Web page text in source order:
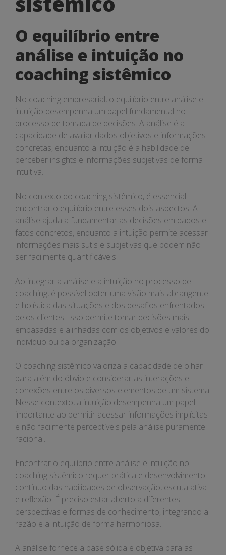
intuição
no
coaching
sistêmico
O equilíbrio entre
análise e intuição no
coaching sistêmico
No coaching empresarial, o equilíbrio entre análise e
intuição desempenha um papel fundamental no
processo de tomada de decisões. A análise é a
capacidade de avaliar dados objetivos e informações
concretas, enquanto a intuição é a habilidade de
perceber insights e informações subjetivas de forma
intuitiva.
No contexto do coaching sistêmico, é essencial
encontrar o equilíbrio entre esses dois aspectos. A
análise ajuda a fundamentar as decisões em dados e
fatos concretos, enquanto a intuição permite acessar
informações mais sutis e subjetivas que podem não
ser facilmente quantificáveis.
Ao integrar a análise e a intuição no processo de
coaching, é possível obter uma visão mais abrangente
e holística das situações e dos desafios enfrentados
pelos clientes. Isso permite tomar decisões mais
embasadas e alinhadas com os objetivos e valores do
indivíduo ou da organização.
O coaching sistêmico valoriza a capacidade de olhar
para além do óbvio e considerar as interações e
conexões entre os diversos elementos de um sistema.
Nesse contexto, a intuição desempenha um papel
importante ao permitir acessar informações implícitas
e não facilmente perceptíveis pela análise puramente
racional.
Encontrar o equilíbrio entre análise e intuição no
coaching sistêmico requer prática e desenvolvimento
contínuo das habilidades de observação, escuta ativa
e reflexão. É preciso estar aberto a diferentes
perspectivas e formas de conhecimento, integrando a
razão e a intuição de forma harmoniosa.
A análise fornece a base sólida e objetiva para as